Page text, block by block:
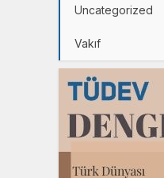
Uncategorized
Vakıf